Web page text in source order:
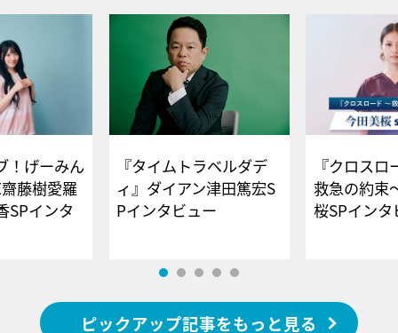
！げーみん
藤樹愛羅
SPインタ
『タイムトラベルダデ
ィ』ダイアン津田篤宏S
Pインタビュー
『クロス
救急の約束
桜SPイ
ピックアップ記事をもっと見る